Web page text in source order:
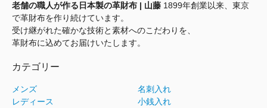
老舗の職人が作る日本製の革財布 | 山藤 1899年創業以来、東京
で革財布を作り続けています。
受け継がれた確かな技術と素材へのこだわりを、
革財布に込めてお届けいたします。
カテゴリー
メンズ
レディース
名刺入れ
小銭入れ